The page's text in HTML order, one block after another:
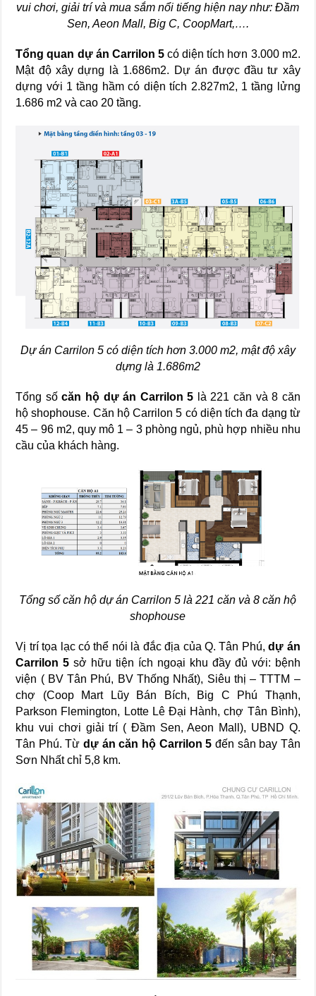
vui chơi, giải trí và mua sắm nổi tiếng hiện nay như: Đầm
Sen, Aeon Mall, Big C, CoopMart,….
Tổng quan dự án Carrilon 5có diện tích hơn 3.000 m2.
Mật độ xây dựng là 1.686m2. Dự án được đầu tư xây
dựng với 1 tầng hầm có diện tích 2.827m2, 1 tầng lửng
1.686 m2 và cao 20 tầng.
Dự án Carrilon 5 có diện tích hơn 3.000 m2, mật độ xây
dựng là 1.686m2
Tổng sốcăn hộ dự án Carrilon 5 là 221 căn và 8 căn
hộ shophouse. Căn hộ Carrilon 5 có diện tích đa dạng từ
45 – 96 m2, quy mô 1 – 3 phòng ngủ, phù hợp nhiều nhu
cầu của khách hàng.
Tổng số căn hộ dự án Carrilon 5 là 221 căn và 8 căn hộ
shophouse
Vị trí tọa lạc có thể nói là đắc địa của Q. Tân Phú,dự án
Carrilon 5 sở hữu tiện ích ngoại khu đầy đủ với: bệnh
viện ( BV Tân Phú, BV Thống Nhất), Siêu thị – TTTM –
chợ (Coop Mart Lũy Bán Bích, Big C Phú Thạnh,
Parkson Flemington, Lotte Lê Đại Hành, chợ Tân Bình),
khu vui chơi giải trí ( Đầm Sen, Aeon Mall), UBND Q.
Tân Phú. Từdự án căn hộ Carrilon 5 đến sân bay Tân
Sơn Nhất chỉ 5,8 km.